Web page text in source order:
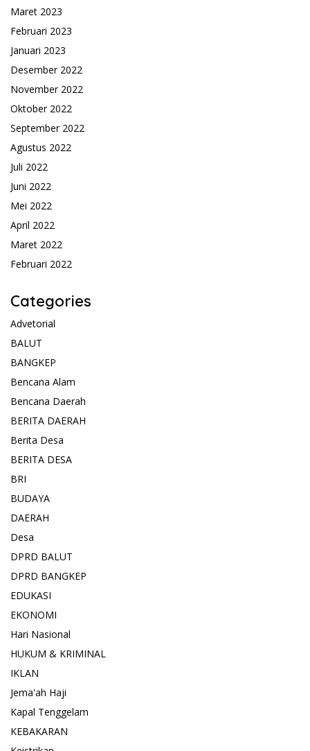
Maret 2023
Februari 2023
Januari 2023
Desember 2022
November 2022
Oktober 2022
September 2022
Agustus 2022
Juli 2022
Juni 2022
Mei 2022
April 2022
Maret 2022
Februari 2022
Categories
Advetorial
BALUT
BANGKEP
Bencana Alam
Bencana Daerah
BERITA DAERAH
Berita Desa
BERITA DESA
BRI
BUDAYA
DAERAH
Desa
DPRD BALUT
DPRD BANGKEP
EDUKASI
EKONOMI
Hari Nasional
HUKUM & KRIMINAL
IKLAN
Jema'ah Haji
Kapal Tenggelam
KEBAKARAN